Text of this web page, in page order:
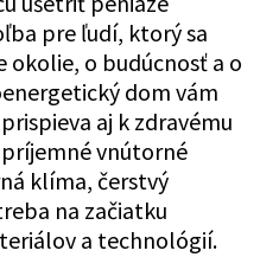
pre ľudí, ktorý sa
okolie, o budúcnosť a o
dom vám
aj k zdravému
vnútorné
klíma, čerstvý
na začiatku
a technológií.